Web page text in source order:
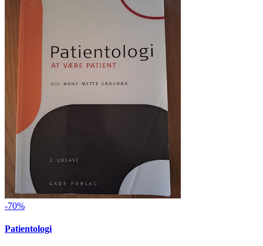
-70%
Patientologi